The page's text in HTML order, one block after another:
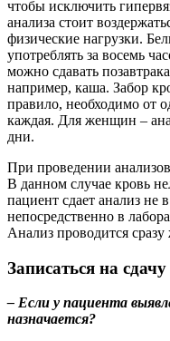
чтобы исключить
анализа стоит
физические нагрузки.
употреблять за восемь
можно сдавать
например, каша. Забор
правило, необходимо от
каждая. Для женщин –
дни.
При проведении
В данном случае кровь
пациент сдает анализ не
непосредственно в
Анализ проводится
Записаться на
– Если у пациента
назначается?